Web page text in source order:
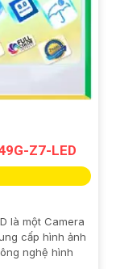
Z7-LED
là một Camera
cấp hình ảnh
nghệ hình